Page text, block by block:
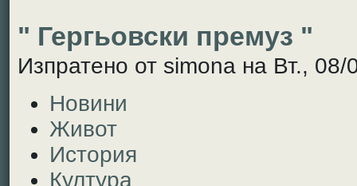
" Гергьовски премуз "
Изпратено от simona на Вт.,
Новини
Живот
История
Култура